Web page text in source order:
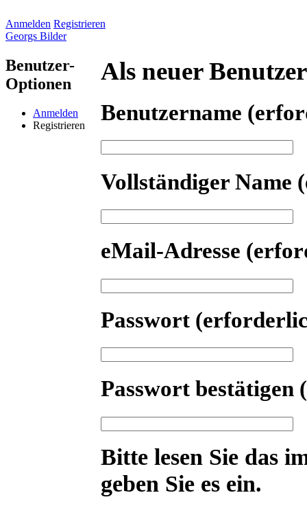
Anmelden Registrieren
Georgs Bilder
Benutzer-
Optionen
Anmelden
Registrieren
Als neuer
Benutzername
Vollständiger Name
eMail-Adresse
Passwort
Passwort bestätigen
Bitte lesen Sie das
geben Sie es ein.